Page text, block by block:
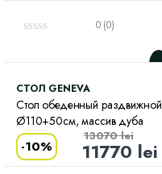
0 (0)
CТОЛ GENEVA
Стол обеденный раздвижной
Ø110+50см, массив дуба
-10% 11770 lei
13070lei